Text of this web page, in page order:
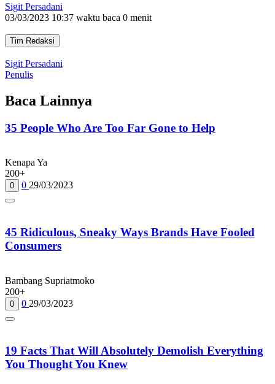
Sigit Persadani
03/03/2023 10:37 waktu baca 0 menit
Tim Redaksi
Sigit Persadani
Penulis
Baca Lainnya
35 People Who Are Too Far Gone to Help
Kenapa Ya
200+
0 0 29/03/2023
45 Ridiculous, Sneaky Ways Brands Have Fooled
Consumers
Bambang Supriatmoko
200+
0 0 29/03/2023
19 Facts That Will Absolutely Demolish Everything
You Thought You Knew